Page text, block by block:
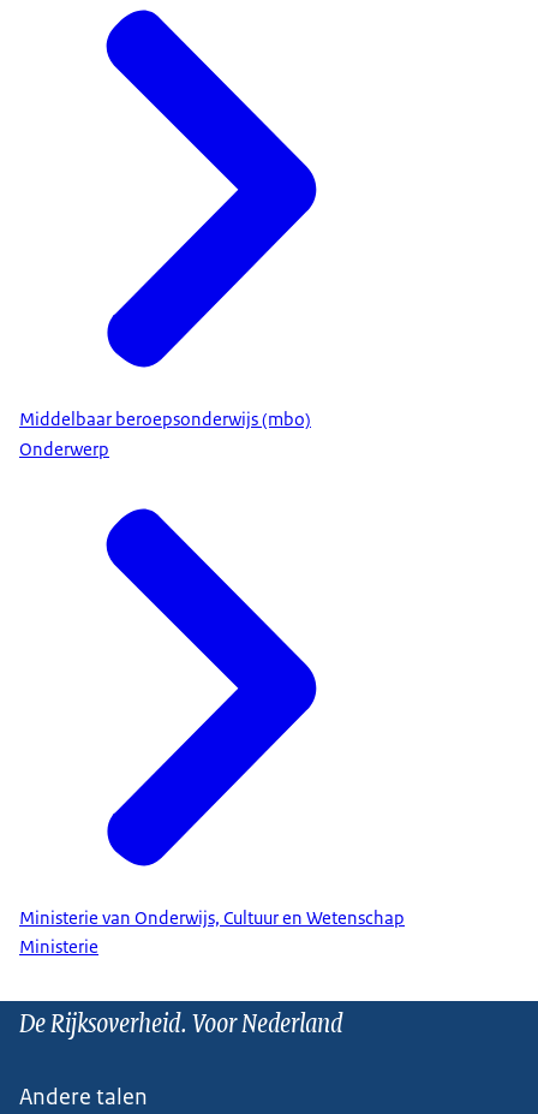
Middelbaar beroepsonderwijs (mbo)
Onderwerp
Ministerie van Onderwijs, Cultuur en Wetenschap
Ministerie
De Rijksoverheid. Voor Nederland
Andere talen